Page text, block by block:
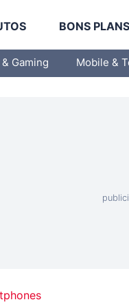
BONS PLANS
& Gaming Mobile &